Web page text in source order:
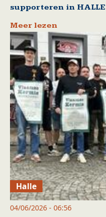
supporteren in
Meer lezen
Halle
04/06/2026 - 06:56